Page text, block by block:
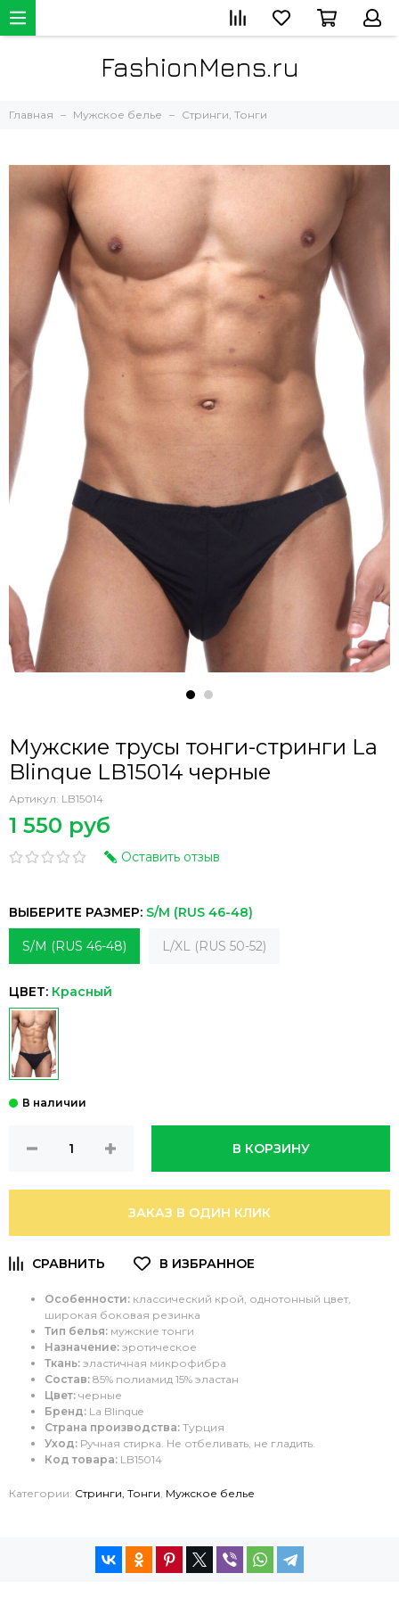
FashionMens.ru
Главная Мужское белье Стринги, Тонги
Мужские трусы тонги-стринги La
Blinque LB15014 черные
Артикул: LB15014
1 550 руб
Оставить отзыв
ВЫБЕРИТЕ РАЗМЕР: S/M (RUS 46-48)
S/M (RUS 46-48) L/XL (RUS 50-52)
ЦВЕТ: Красный
В КОРЗИНУ
ЗАКАЗ В ОДИН КЛИК
Особенности: классический крой, однотонный цвет,
широкая боковая резинка
Тип белья: мужские тонги
Назначение: эротическое
Ткань: эластичная микрофибра
Состав: 85% полиамид 15% эластан
Цвет: черные
Бренд: La Blinque
Страна производства: Турция
Уход: Ручная стирка. Не отбеливать, не гладить.
Код товара: LB15014
Категории: Стринги, Тонги, Мужское белье